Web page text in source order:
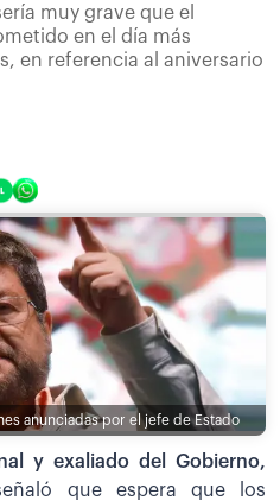
muy grave que el
en el día más
en referencia al aniversario
anunciadas por el jefe de Estado
y exaliado del Gobierno,
que espera que los